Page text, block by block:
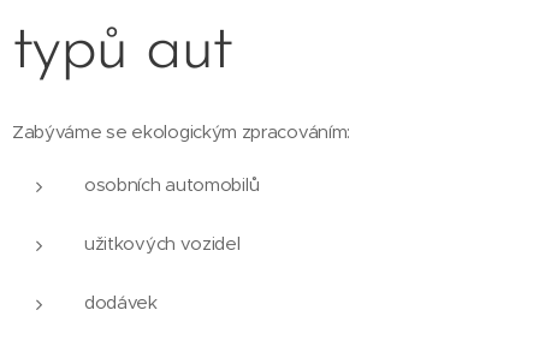
typů aut
Zabýváme se ekologickým zpracováním:
osobních automobilů
užitkových vozidel
dodávek